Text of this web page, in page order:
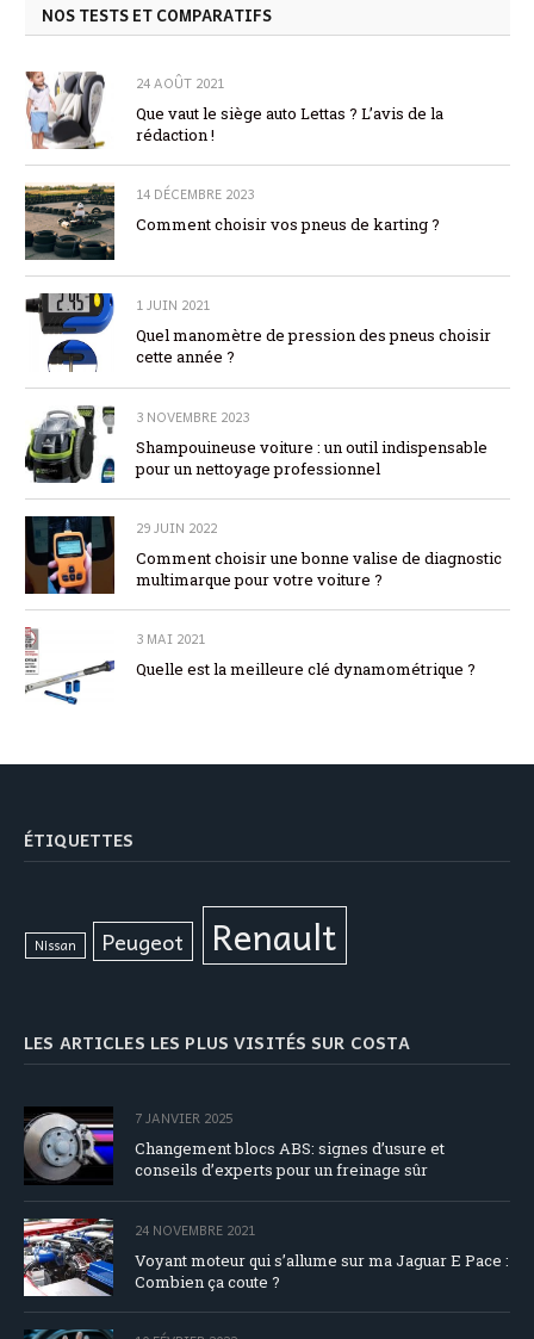
NOS TESTS ET COMPARATIFS
24 AOÛT 2021
Que vaut le siège auto Lettas ? L’avis de la
rédaction !
14 DÉCEMBRE 2023
Comment choisir vos pneus de karting ?
1 JUIN 2021
Quel manomètre de pression des pneus choisir
cette année ?
3 NOVEMBRE 2023
Shampouineuse voiture : un outil indispensable
pour un nettoyage professionnel
29 JUIN 2022
Comment choisir une bonne valise de diagnostic
multimarque pour votre voiture ?
3 MAI 2021
Quelle est la meilleure clé dynamométrique ?
ÉTIQUETTES
Nissan Peugeot Renault
LES ARTICLES LES PLUS VISITÉS SUR COSTA
7 JANVIER 2025
Changement blocs ABS: signes d’usure et
conseils d’experts pour un freinage sûr
24 NOVEMBRE 2021
Voyant moteur qui s’allume sur ma Jaguar E Pace :
Combien ça coute ?